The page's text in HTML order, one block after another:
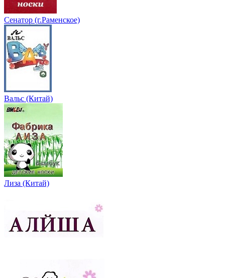
Сенатор (г.Раменское)
Вальс (Китай)
Лиза (Китай)